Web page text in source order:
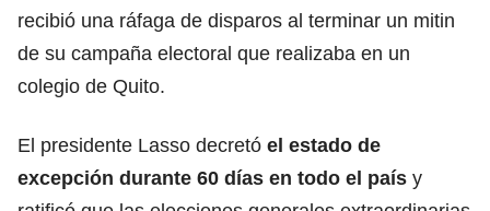
recibió una ráfaga de disparos al terminar un mitin
de su campaña electoral que realizaba en un
colegio de Quito.
El presidente Lasso decretó el estado de
excepción durante 60 días en todo el país y